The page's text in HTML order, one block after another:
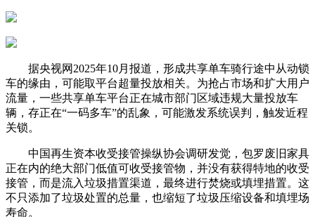
据央视网2025年10月报道，形成共享单车骑行途中从动锁
车的缘由，可能取平台超量投放相关。为抢占市场和扩大用户
流量，一些共享单车平台正在城市部门区域违规大量投放车
辆，存正在“一码多车”的乱象，可能激发系统误判，触发近程
关锁。
中国再生资本收受接管操纵协会调研发觉，包罗废旧家具
正在内的绝大部门低值可收受接管物，并没有获得特地的收受
接管，而是流入垃圾措置渠道，最终进行焚烧或填埋措置。这
不只添加了垃圾处置的总量，也缩短了垃圾压缩设备和填埋场
寿命。